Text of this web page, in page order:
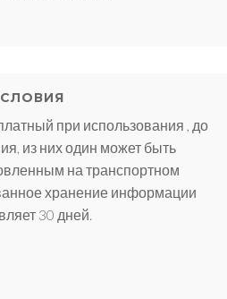
при использования , до
из них один может быть
на транспортном
хранение информации
30 дней.